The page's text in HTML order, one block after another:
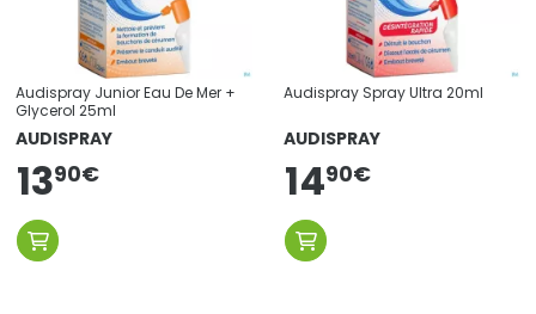
Audispray Junior Eau De Mer +
Glycerol 25ml
AUDISPRAY
1390€
Audispray Spray Ultra 20ml
AUDISPRAY
1490€